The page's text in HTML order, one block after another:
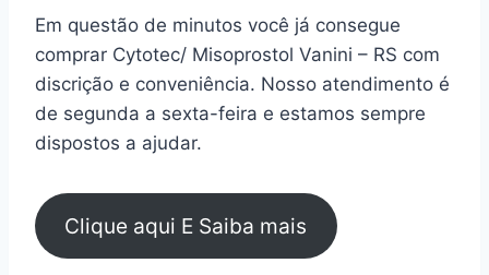
Em questão de minutos você já consegue
comprar Cytotec/ Misoprostol Vanini – RS com
discrição e conveniência. Nosso atendimento é
de segunda a sexta-feira e estamos sempre
dispostos a ajudar.
Clique aqui E Saiba mais